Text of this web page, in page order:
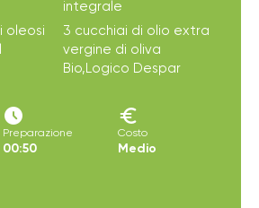
integrale
oleosi
3 cucchiai di olio extra
vergine di oliva
Bio,Logico Despar
access_time_filled
Preparazione
00:50
euro
Costo
Medio